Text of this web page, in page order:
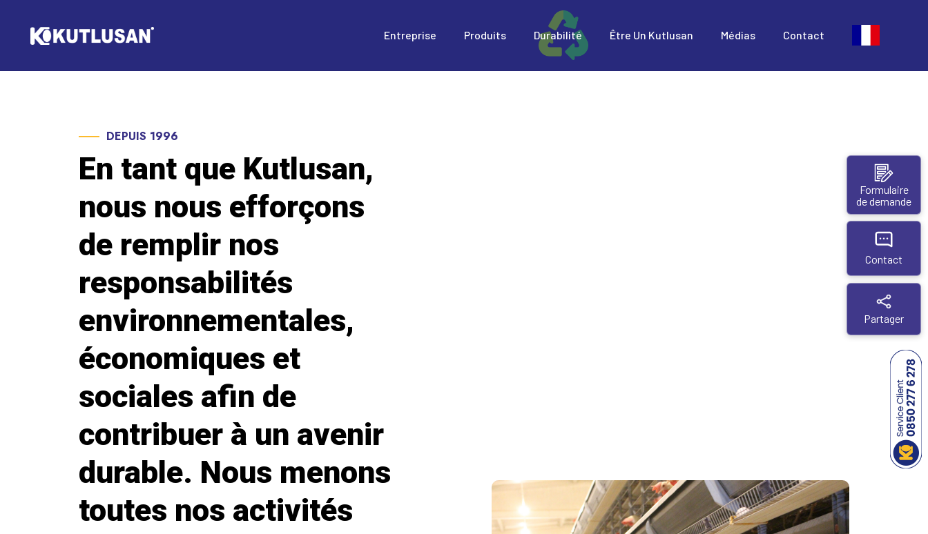
Entreprise Produits Durabilité Être Un Kutlusan Médias Contact
DEPUIS 1996
En tant que Kutlusan,
nous nous efforçons
de remplir nos
responsabilités
environnementales,
économiques et
sociales afin de
contribuer à un avenir
durable. Nous menons
toutes nos activités
Formulaire
de demande
Contact
Partager